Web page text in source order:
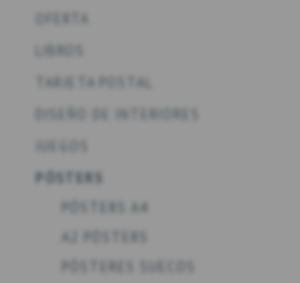
TARJETA POSTAL
PÓSTERS
PÓSTERS A4
A2 PÓSTERS